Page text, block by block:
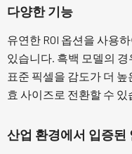
다양한 기능
유연한 ROI 옵션을 사용
있습니다. 흑백 모델의
표준 픽셀을 감도가 더 높
효 사이즈로 전환할 수 있
산업 환경에서 입증된